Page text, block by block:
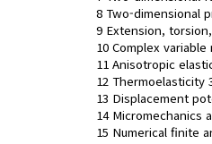
8 Two-dimensional
9 Extension,
10 Complex variable
11 Anisotropic
12 Thermoelasticity
13 Displacement
14 Micromechanics
15 Numerical finite